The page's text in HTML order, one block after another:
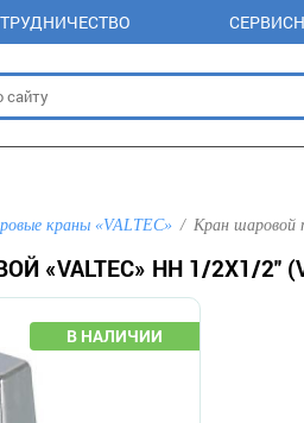
краны «VALTEC» Кран шаровой
«VALTEC» НН 1/2Х1/2"